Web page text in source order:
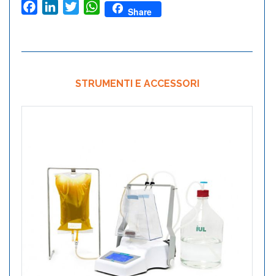
FacebookLinkedInTwitterWhatsApp
Share
STRUMENTI E ACCESSORI